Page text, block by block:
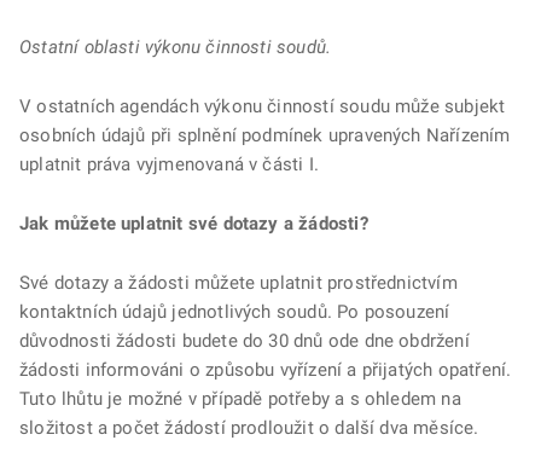
Ostatní oblasti výkonu činnosti soudů.
V ostatních agendách výkonu činností soudu může subjekt
osobních údajů při splnění podmínek upravených Nařízením
uplatnit práva vyjmenovaná v části I.
Jak můžete uplatnit své dotazy a žádosti?
Své dotazy a žádosti můžete uplatnit prostřednictvím
kontaktních údajů jednotlivých soudů. Po posouzení
důvodnosti žádosti budete do 30 dnů ode dne obdržení
žádosti informováni o způsobu vyřízení a přijatých opatření.
Tuto lhůtu je možné v případě potřeby a s ohledem na
složitost a počet žádostí prodloužit o další dva měsíce.